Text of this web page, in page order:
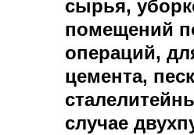
сырья,
помещений
операций,
цемента,
случае